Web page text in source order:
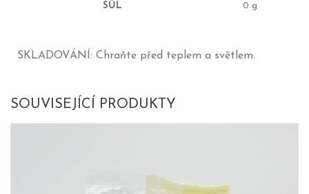
SŮL 0 g
SKLADOVÁNÍ: Chraňte před teplem a světlem.
SOUVISEJÍCÍ PRODUKTY